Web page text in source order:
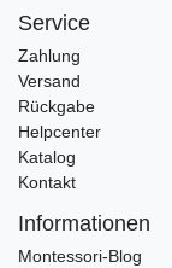
Service
Zahlung
Versand
Rückgabe
Helpcenter
Katalog
Kontakt
Informationen
Montessori-Blog